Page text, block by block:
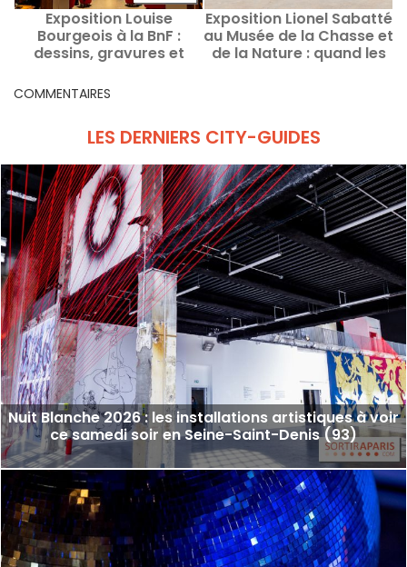
Exposition Louise
Bourgeois à la BnF :
dessins, gravures et
Exposition Lionel Sabatté
au Musée de la Chasse et
de la Nature : quand les
COMMENTAIRES
LES DERNIERS CITY-GUIDES
Nuit Blanche 2026 : les installations artistiques à voir
ce samedi soir en Seine-Saint-Denis (93)